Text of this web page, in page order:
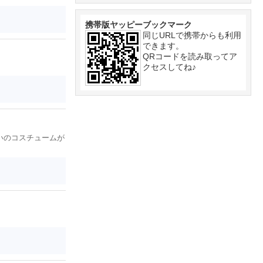
のコスチュームが
携帯版ヤッピーブックマーク
同じURLで携帯からも利用
できます。
QRコードを読み取ってア
クセスしてね♪